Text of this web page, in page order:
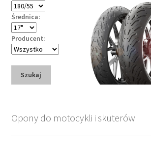
Średnica:
Producent:
Szukaj
Opony do motocykli i skuterów